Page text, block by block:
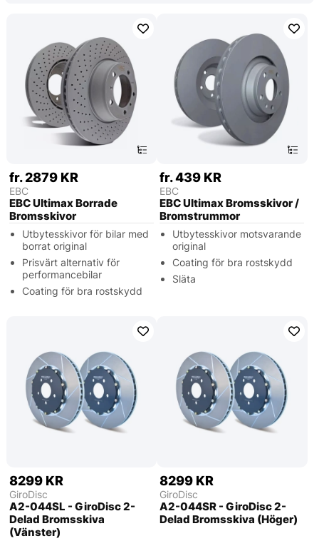
fr. 2879 KR
EBC
EBC Ultimax Borrade
Bromsskivor
Utbytesskivor för bilar med
borrat original
Prisvärt alternativ för
performancebilar
Coating för bra rostskydd
fr. 439 KR
EBC
EBC Ultimax Bromsskivor /
Bromstrummor
Utbytesskivor motsvarande
original
Coating för bra rostskydd
Släta
8299 KR
GiroDisc
A2-044SL - GiroDisc 2-
Delad Bromsskiva
(Vänster)
8299 KR
GiroDisc
A2-044SR - GiroDisc 2-
Delad Bromsskiva (Höger)